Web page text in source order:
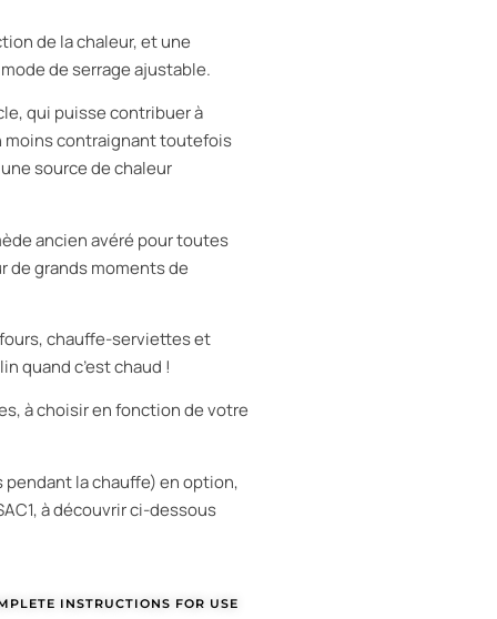
de la chaleur, et une
de serrage ajustable.
qui puisse contribuer à
moins contraignant toutefois
source de chaleur
ancien avéré pour toutes
de grands moments de
chauffe-serviettes et
quand c’est chaud !
à choisir en fonction de votre
la chauffe) en option,
à découvrir ci-dessous
INSTRUCTIONS FOR USE